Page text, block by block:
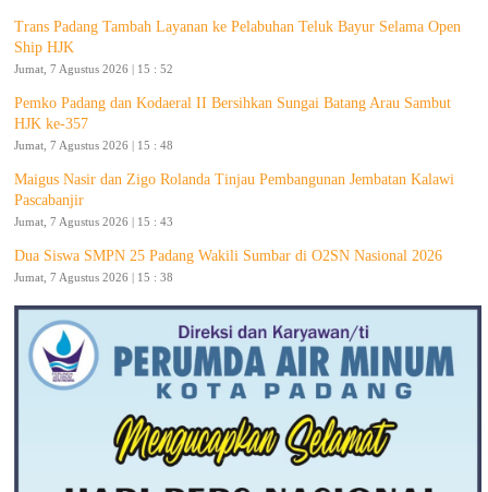
Trans Padang Tambah Layanan ke Pelabuhan Teluk Bayur Selama Open
Ship HJK
Jumat, 7 Agustus 2026 | 15 : 52
Pemko Padang dan Kodaeral II Bersihkan Sungai Batang Arau Sambut
HJK ke-357
Jumat, 7 Agustus 2026 | 15 : 48
Maigus Nasir dan Zigo Rolanda Tinjau Pembangunan Jembatan Kalawi
Pascabanjir
Jumat, 7 Agustus 2026 | 15 : 43
Dua Siswa SMPN 25 Padang Wakili Sumbar di O2SN Nasional 2026
Jumat, 7 Agustus 2026 | 15 : 38